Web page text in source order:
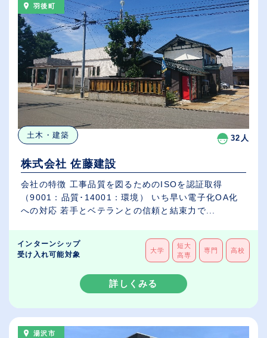
羽後町
土木・建築 32人
株式会社 佐藤建設
会社の特徴 工事品質を図るためのISOを認証取得
（9001：品質･14001：環境） いち早い電子化OA化
への対応 若手とベテランとの信頼と結束力で...
インターンシップ
受け入れ可能対象
大学
短大
高専
専門 高校
詳しくみる
湯沢市